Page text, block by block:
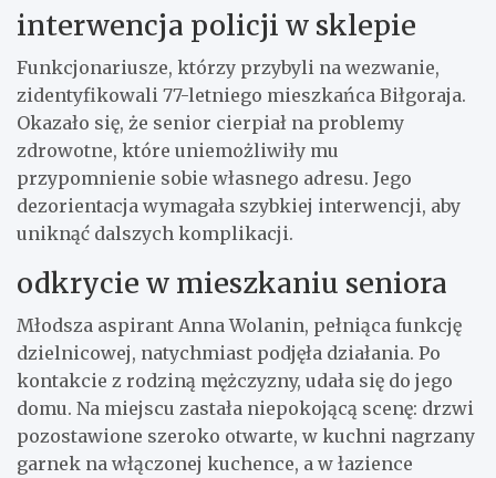
interwencja policji w sklepie
Funkcjonariusze, którzy przybyli na wezwanie,
zidentyfikowali 77-letniego mieszkańca Biłgoraja.
Okazało się, że senior cierpiał na problemy
zdrowotne, które uniemożliwiły mu
przypomnienie sobie własnego adresu. Jego
dezorientacja wymagała szybkiej interwencji, aby
uniknąć dalszych komplikacji.
odkrycie w mieszkaniu seniora
Młodsza aspirant Anna Wolanin, pełniąca funkcję
dzielnicowej, natychmiast podjęła działania. Po
kontakcie z rodziną mężczyzny, udała się do jego
domu. Na miejscu zastała niepokojącą scenę: drzwi
pozostawione szeroko otwarte, w kuchni nagrzany
garnek na włączonej kuchence, a w łazience